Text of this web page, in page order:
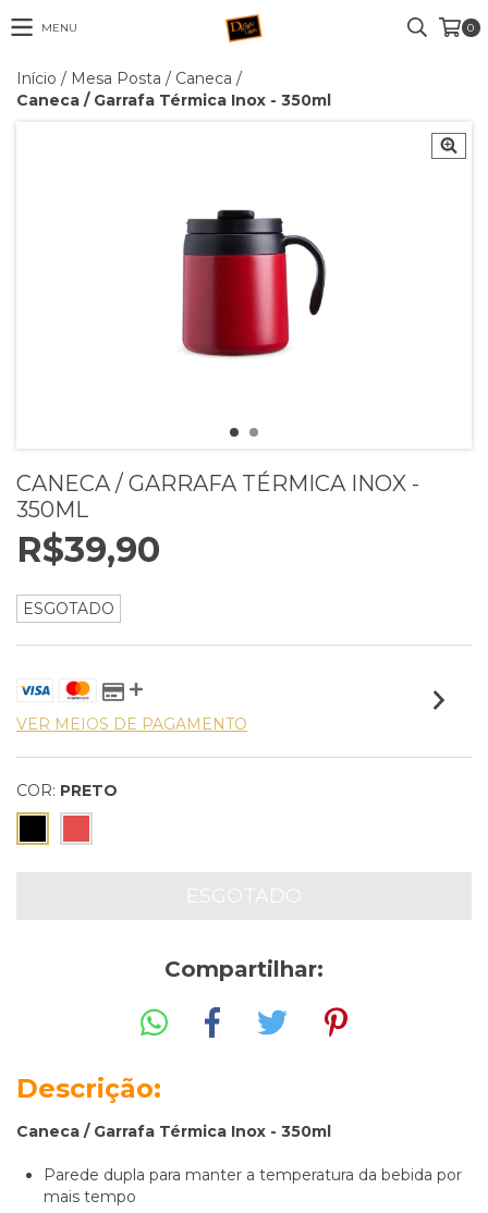
MENU 0
Início / Mesa Posta / Caneca /
Caneca / Garrafa Térmica Inox - 350ml
CANECA / GARRAFA TÉRMICA INOX -
350ML
R$39,90
ESGOTADO
VER MEIOS DE PAGAMENTO
COR: PRETO
Compartilhar:
Descrição:
Caneca / Garrafa Térmica Inox - 350ml
Parede dupla para manter a temperatura da bebida por
mais tempo